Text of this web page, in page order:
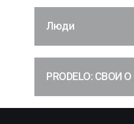
Люди
PRODELO: СВОИ